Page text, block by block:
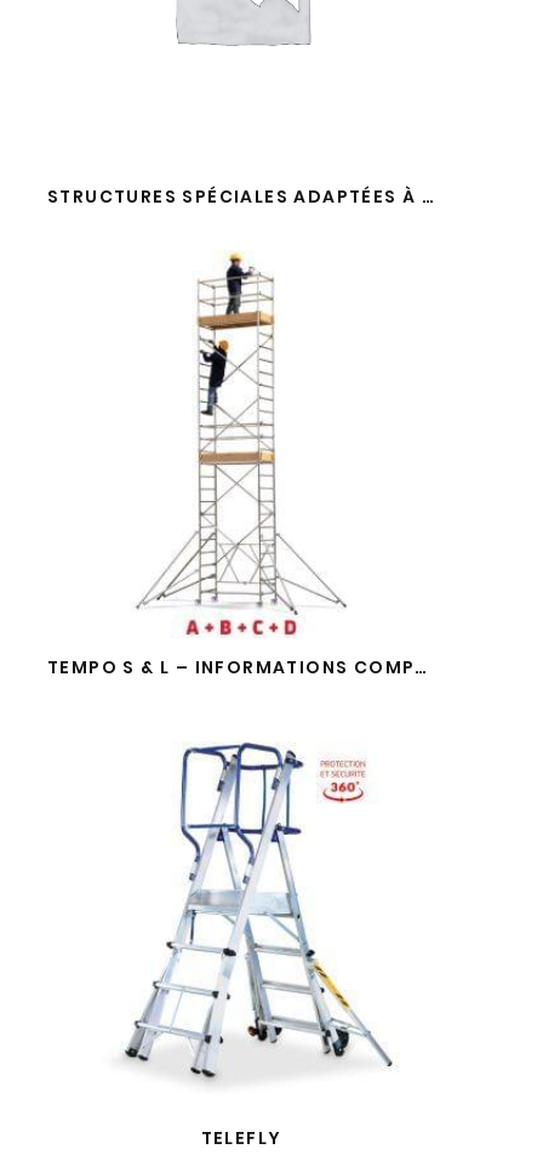
STRUCTURES SPÉCIALES ADAPTÉES À VOUS
TEMPO S & L – INFORMATIONS COMPLEMENTAIRES
TELEFLY